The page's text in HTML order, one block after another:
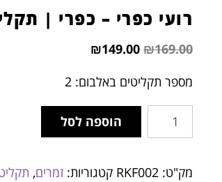
רועי כפרי – כפרי |
₪169.00
₪149.00
מספר תקליטים באלבום: 2
הוספה לסל
מק"ט: RKF002 קטגוריות: זמרים,